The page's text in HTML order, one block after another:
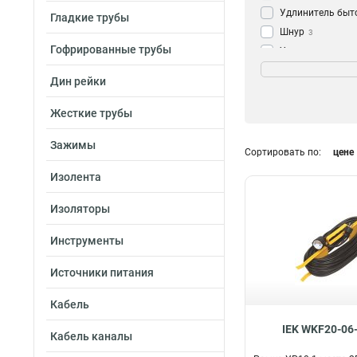
Гладкие трубы
Гофрированные трубы
Дин рейки
Жесткие трубы
Зажимы
Изолента
Изоляторы
Инструменты
Источники питания
Кабель
Кабель каналы
Удлинитель
Шнур 3
Удлинитель
2х10мм2 1
3х1,5мм2 13
3х1,0мм2 8
Сортировать по: цене
IEK WKF20-